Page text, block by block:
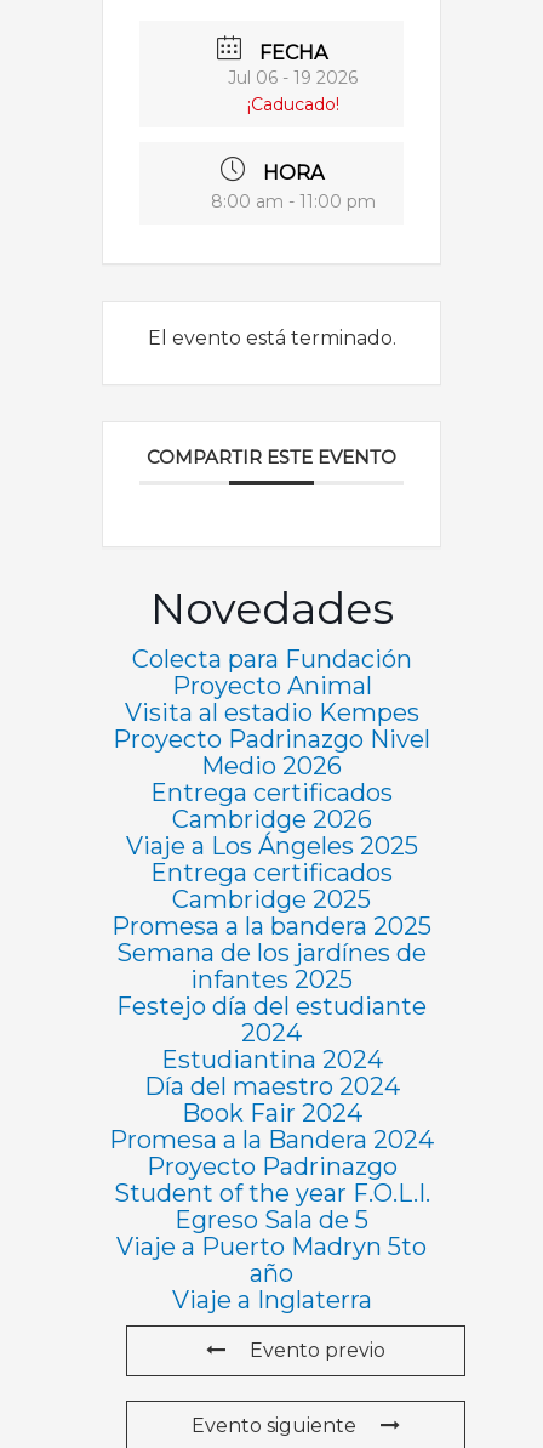
FECHA
Jul 06 - 19 2026
¡Caducado!
HORA
8:00 am - 11:00 pm
El evento está terminado.
COMPARTIR ESTE EVENTO
Novedades
Colecta para Fundación
Proyecto Animal
Visita al estadio Kempes
Proyecto Padrinazgo Nivel
Medio 2026
Entrega certificados
Cambridge 2026
Viaje a Los Ángeles 2025
Entrega certificados
Cambridge 2025
Promesa a la bandera 2025
Semana de los jardínes de
infantes 2025
Festejo día del estudiante
2024
Estudiantina 2024
Día del maestro 2024
Book Fair 2024
Promesa a la Bandera 2024
Proyecto Padrinazgo
Student of the year F.O.L.I.
Egreso Sala de 5
Viaje a Puerto Madryn 5to
año
Viaje a Inglaterra
Evento previo
Evento siguiente